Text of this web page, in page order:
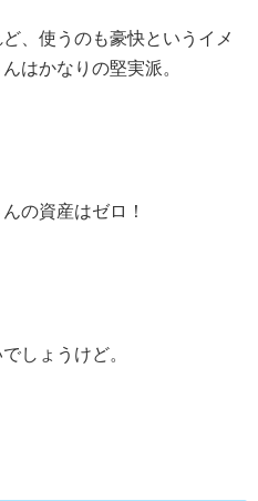
、使うのも豪快というイメ
はかなりの堅実派。
の資産はゼロ！
しょうけど。